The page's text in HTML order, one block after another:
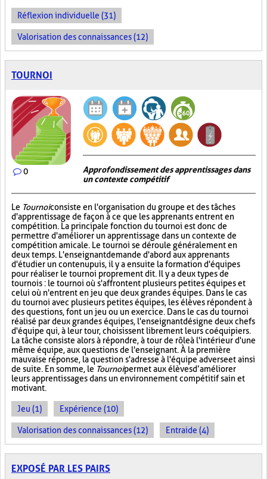
Réflexion individuelle (31)
Valorisation des connaissances (12)
TOURNOI
0
Approfondissement des apprentissages dans
un contexte compétitif
Le Tournoiconsiste en l'organisation du groupe et des tâches
d'apprentissage de façon à ce que les apprenants entrent en
compétition. La principale fonction du tournoi est donc de
permettre d'améliorer un apprentissage dans un contexte de
compétition amicale. Le tournoi se déroule généralement en
deux temps. L'enseignant demande d'abord aux apprenants
d'étudier un contenu puis, il y a ensuite la formation d'équipes
pour réaliser le tournoi proprement dit. Il y a deux types de
tournois : le tournoi où s'affrontent plusieurs petites équipes et
celui où n'entrent en jeu que deux grandes équipes. Dans le cas
du tournoi avec plusieurs petites équipes, les élèves répondent à
des questions, font un jeu ou un exercice. Dans le cas du tournoi
réalisé par deux grandes équipes, l'enseignant désigne deux chefs
d'équipe qui, à leur tour, choisissent librement leurs coéquipiers.
La tâche consiste alors à répondre, à tour de rôle à l'intérieur d'une
même équipe, aux questions de l'enseignant. À la première
mauvaise réponse, la question s'adresse à l'équipe adverse et ainsi
de suite. En somme, le Tournoipermet aux élèves d’améliorer
leurs apprentissages dans un environnement compétitif sain et
motivant.
Jeu (1) Expérience (10)
Valorisation des connaissances (12) Entraide (4)
EXPOSÉ PAR LES PAIRS